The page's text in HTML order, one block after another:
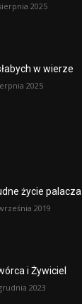
2025
w wierze
2025
życie palacza
2019
i Żywiciel
2023